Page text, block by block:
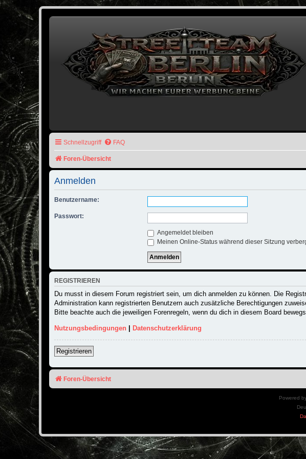
Schnellzugriff FAQ
Foren-Übersicht
Anmelden
Benutzername:
Passwort:
Angemeldet bleiben
Meinen Online-Status während dieser Sitzung
REGISTRIEREN
Du musst in diesem Forum registriert sein, um dich anmelden zu können. Die
Administration kann registrierten Benutzern auch zusätzliche Berechtigungen
Bitte beachte auch die jeweiligen Forenregeln, wenn du dich in diesem Board
Nutzungsbedingungen Datenschutzerklärung
Registrieren
Foren-Übersicht
Powered